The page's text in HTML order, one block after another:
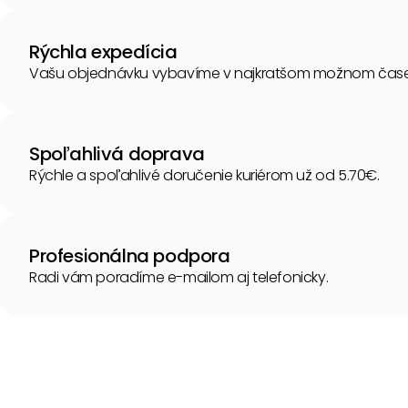
Rýchla expedícia
Vašu objednávku vybavíme v najkratšom možnom
Spoľahlivá doprava
Rýchle a spoľahlivé doručenie kuriérom už od 5.70€.
Profesionálna podpora
Radi vám poradíme e-mailom aj telefonicky.